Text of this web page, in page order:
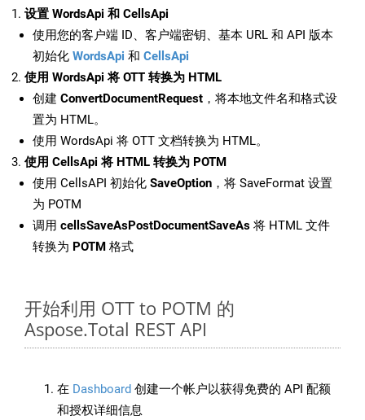
设置 WordsApi 和 CellsApi
使用您的客户端 ID、客户端密钥、基本 URL 和 API 版本
初始化 WordsApi 和 CellsApi
使用 WordsApi 将 OTT 转换为 HTML
创建 ConvertDocumentRequest ，将本地文件名和格式设
置为 HTML。
使用 WordsApi 将 OTT 文档转换为 HTML。
使用 CellsApi 将 HTML 转换为 POTM
使用 CellsAPI 初始化 SaveOption ，将 SaveFormat 设置
为 POTM
调用 cellsSaveAsPostDocumentSaveAs 将 HTML 文件
转换为 POTM 格式
开始利用 OTT to POTM 的
Aspose.Total REST API
在 Dashboard 创建一个帐户以获得免费的 API 配额
和授权详细信息